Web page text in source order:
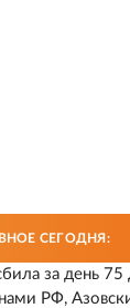
СЕГОДНЯ:
за день 75
РФ,